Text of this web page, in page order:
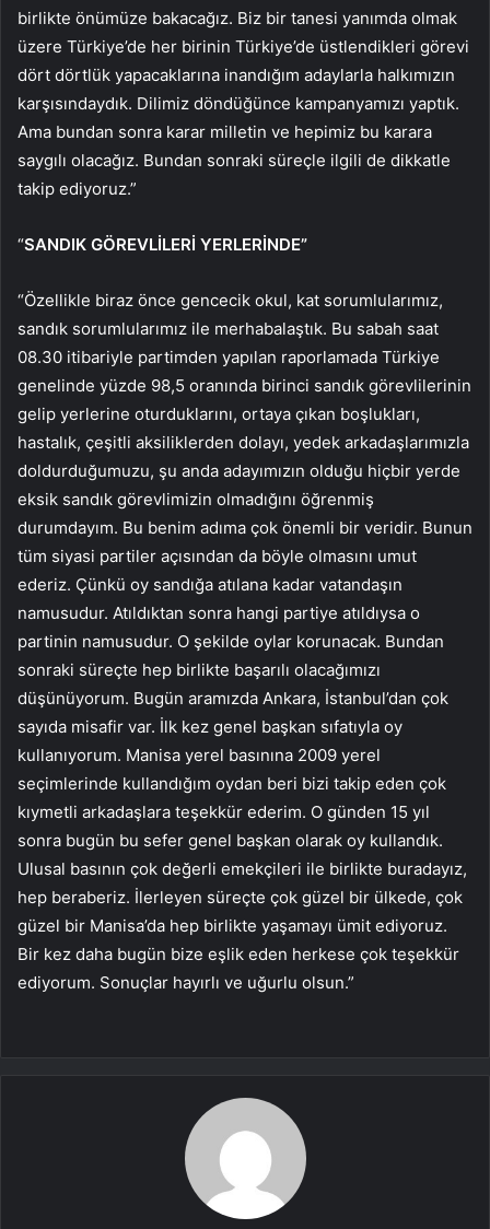
birlikte önümüze bakacağız. Biz bir tanesi yanımda olmak
üzere Türkiye’de her birinin Türkiye’de üstlendikleri görevi
dört dörtlük yapacaklarına inandığım adaylarla halkımızın
karşısındaydık. Dilimiz döndüğünce kampanyamızı yaptık.
Ama bundan sonra karar milletin ve hepimiz bu karara
saygılı olacağız. Bundan sonraki süreçle ilgili de dikkatle
takip ediyoruz.”
“SANDIK GÖREVLİLERİ YERLERİNDE”
“Özellikle biraz önce gencecik okul, kat sorumlularımız,
sandık sorumlularımız ile merhabalaştık. Bu sabah saat
08.30 itibariyle partimden yapılan raporlamada Türkiye
genelinde yüzde 98,5 oranında birinci sandık görevlilerinin
gelip yerlerine oturduklarını, ortaya çıkan boşlukları,
hastalık, çeşitli aksiliklerden dolayı, yedek arkadaşlarımızla
doldurduğumuzu, şu anda adayımızın olduğu hiçbir yerde
eksik sandık görevlimizin olmadığını öğrenmiş
durumdayım. Bu benim adıma çok önemli bir veridir. Bunun
tüm siyasi partiler açısından da böyle olmasını umut
ederiz. Çünkü oy sandığa atılana kadar vatandaşın
namusudur. Atıldıktan sonra hangi partiye atıldıysa o
partinin namusudur. O şekilde oylar korunacak. Bundan
sonraki süreçte hep birlikte başarılı olacağımızı
düşünüyorum. Bugün aramızda Ankara, İstanbul’dan çok
sayıda misafir var. İlk kez genel başkan sıfatıyla oy
kullanıyorum. Manisa yerel basınına 2009 yerel
seçimlerinde kullandığım oydan beri bizi takip eden çok
kıymetli arkadaşlara teşekkür ederim. O günden 15 yıl
sonra bugün bu sefer genel başkan olarak oy kullandık.
Ulusal basının çok değerli emekçileri ile birlikte buradayız,
hep beraberiz. İlerleyen süreçte çok güzel bir ülkede, çok
güzel bir Manisa’da hep birlikte yaşamayı ümit ediyoruz.
Bir kez daha bugün bize eşlik eden herkese çok teşekkür
ediyorum. Sonuçlar hayırlı ve uğurlu olsun.”